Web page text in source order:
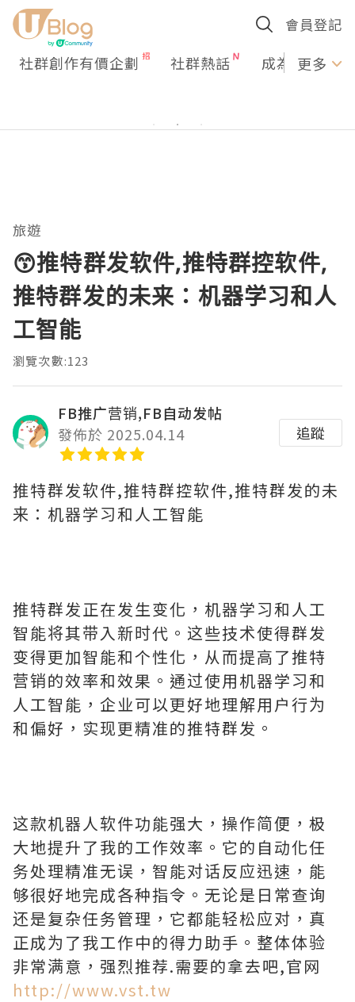
會員登記
社群創作有價企劃 社群熱話 成為U更多
旅遊
😙推特群发软件,推特群控软件,
推特群发的未来：机器学习和人
工智能
瀏覽次數:123
FB推广营销,FB自动发帖
發佈於 2025.04.14
追蹤
推特群发软件,推特群控软件,推特群发的未
来：机器学习和人工智能
推特群发正在发生变化，机器学习和人工
智能将其带入新时代。这些技术使得群发
变得更加智能和个性化，从而提高了推特
营销的效率和效果。通过使用机器学习和
人工智能，企业可以更好地理解用户行为
和偏好，实现更精准的推特群发。
这款机器人软件功能强大，操作简便，极
大地提升了我的工作效率。它的自动化任
务处理精准无误，智能对话反应迅速，能
够很好地完成各种指令。无论是日常查询
还是复杂任务管理，它都能轻松应对，真
正成为了我工作中的得力助手。整体体验
非常满意，强烈推荐.需要的拿去吧,官网
http://www.vst.tw